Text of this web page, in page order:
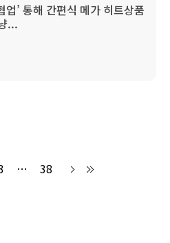
업’ 통해 간편식 메가 히트상품
...
… 38